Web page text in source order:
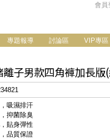
會員
專題報導 討論區 VIP專區
離子男款四角褲加長
吸濕排汗
抑菌除臭
貼身彈性
品質保證